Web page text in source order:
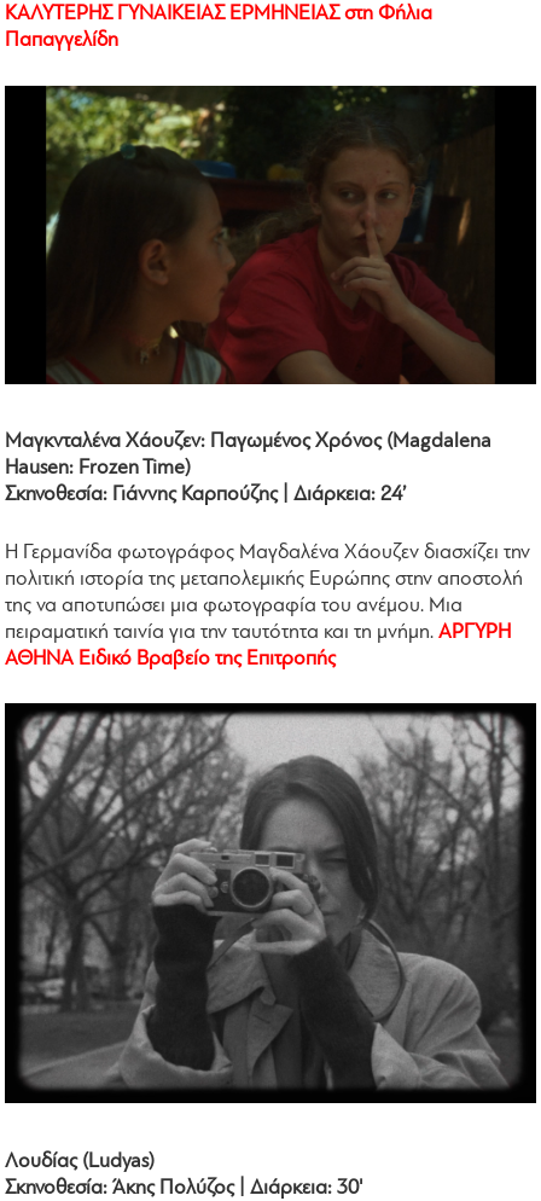
ΚΑΛΥΤΕΡΗΣ ΓΥΝΑΙΚΕΙΑΣ ΕΡΜΗΝΕΙΑΣ στη Φήλια
Παπαγγελίδη
Μαγκνταλένα Χάουζεν: Παγωμένος Χρόνος (Magdalena
Hausen: Frozen Time)
Σκηνοθεσία: Γιάννης Καρπούζης | Διάρκεια: 24’
Η Γερμανίδα φωτογράφος Μαγδαλένα Χάουζεν διασχίζει την
πολιτική ιστορία της μεταπολεμικής Ευρώπης στην αποστολή
της να αποτυπώσει μια φωτογραφία του ανέμου. Μια
πειραματική ταινία για την ταυτότητα και τη μνήμη.ΑΡΓΥΡΗ
ΑΘΗΝΑ Ειδικό Βραβείο της Επιτροπής
Λουδίας (Ludyas)
Σκηνοθεσία: Άκης Πολύζος | Διάρκεια: 30'